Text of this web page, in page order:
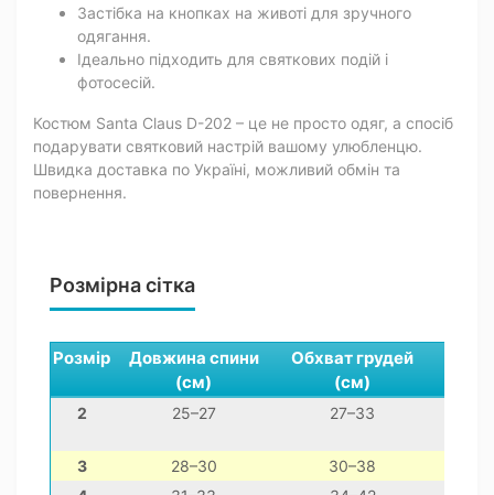
Застібка на кнопках на животі для зручного
одягання.
Ідеально підходить для святкових подій і
фотосесій.
Костюм Santa Claus D-202 – це не просто одяг, а спосіб
подарувати святковий настрій вашому улюбленцю.
Швидка доставка по Україні, можливий обмін та
повернення.
Розмірна сітка
Розмір
Довжина спини
(см)
Обхват грудей
(см)
2 25–27 27–33
3 28–30 30–38